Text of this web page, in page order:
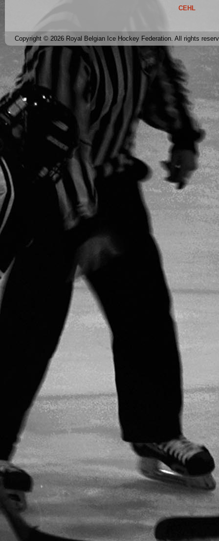
CEHL
Copyright © 2026 Royal Belgian Ice Hockey Federation. All rights